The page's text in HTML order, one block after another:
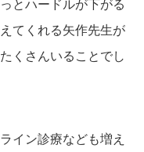
とハードルが下がる
てくれる矢作先生が
くさんいることでし
イン診療なども増え